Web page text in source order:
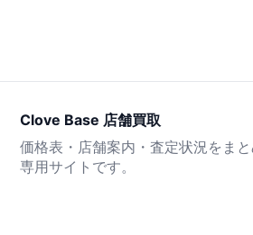
Clove Base 店舗買取
価格表・店舗案内・査定状況をま
専用サイトです。